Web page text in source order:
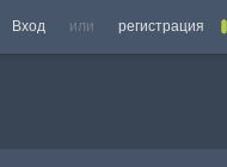
Вход или регистрация